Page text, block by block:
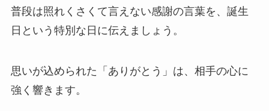
普段は照れくさくて言えない感謝の言葉を、誕生
日という特別な日に伝えましょう。
思いが込められた「ありがとう」は、相手の心に
強く響きます。